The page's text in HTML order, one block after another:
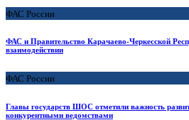
ФАС России
ФАС и Правительство Карачаево-Черкесской
взаимодействии
ФАС России
Главы государств ШОС отметили важность
конкурентными ведомствами